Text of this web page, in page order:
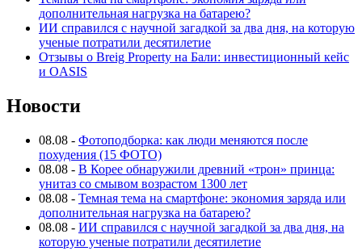
дополнительная нагрузка на батарею?
ИИ справился с научной загадкой за два дня, на которую
ученые потратили десятилетие
Отзывы о Breig Property на Бали: инвестиционный кейс
и OASIS
Новости
08.08 - Фотоподборка: как люди меняются после
похудения (15 ФОТО)
08.08 - В Корее обнаружили древний «трон» принца:
унитаз со смывом возрастом 1300 лет
08.08 - Темная тема на смартфоне: экономия заряда или
дополнительная нагрузка на батарею?
08.08 - ИИ справился с научной загадкой за два дня, на
которую ученые потратили десятилетие